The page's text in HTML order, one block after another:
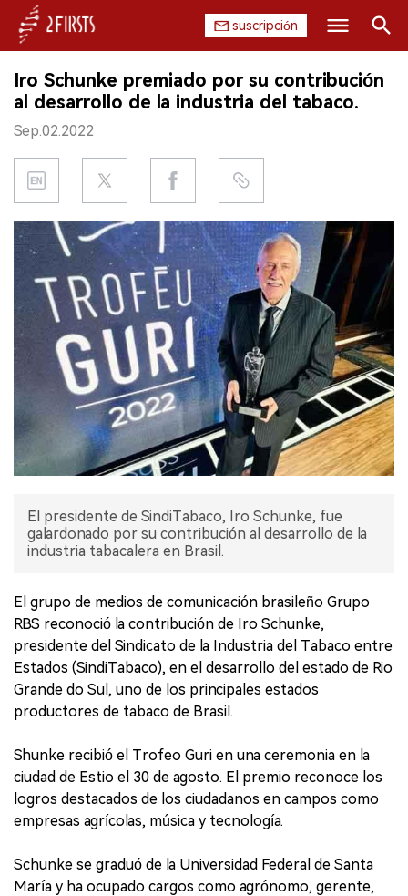
suscripción
INICIO
EMPRESA
PRODUCTO
REGULACIÓN
CHINA
DATOS
EXPOSICIÓN
ENTREVISTA
Buscar
Iro Schunke premiado por su contribución
al desarrollo de la industria del tabaco.
Sep.02.2022
El presidente de SindiTabaco, Iro Schunke, fue
galardonado por su contribución al desarrollo de la
industria tabacalera en Brasil.
El grupo de medios de comunicación brasileño Grupo
RBS reconoció la contribución de Iro Schunke,
presidente del Sindicato de la Industria del Tabaco entre
Estados (SindiTabaco), en el desarrollo del estado de Rio
Grande do Sul, uno de los principales estados
productores de tabaco de Brasil.
Shunke recibió el Trofeo Guri en una ceremonia en la
ciudad de Estio el 30 de agosto. El premio reconoce los
logros destacados de los ciudadanos en campos como
empresas agrícolas, música y tecnología.
Schunke se graduó de la Universidad Federal de Santa
María y ha ocupado cargos como agrónomo, gerente,